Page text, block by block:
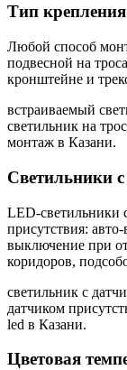
Тип
Любой способ
подвесной на
кронштейне и
встраиваемый
светильник на
монтаж в Казани.
Светильники
LED-светильники
присутствия:
выключение при
коридоров,
светильник с
датчиком
led в Казани.
Цветовая